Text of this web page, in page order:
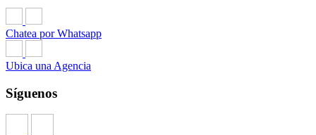
Chatea por Whatsapp
Ubica una Agencia
Síguenos